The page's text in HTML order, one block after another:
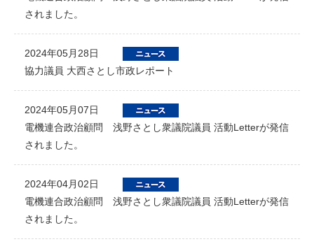
されました。
2024年05月28日
協力議員 大西さとし市政レポート
2024年05月07日
電機連合政治顧問 浅野さとし衆議院議員 活動Letterが発信
されました。
2024年04月02日
電機連合政治顧問 浅野さとし衆議院議員 活動Letterが発信
されました。